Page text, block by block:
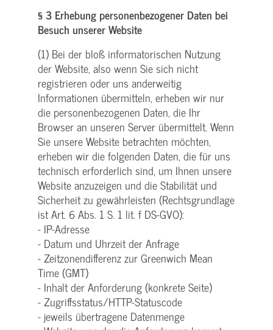
§ 3 Erhebung personenbezogener Daten bei
Besuch unserer Website
(1) Bei der bloß informatorischen Nutzung
der Website, also wenn Sie sich nicht
registrieren oder uns anderweitig
Informationen übermitteln, erheben wir nur
die personenbezogenen Daten, die Ihr
Browser an unseren Server übermittelt. Wenn
Sie unsere Website betrachten möchten,
erheben wir die folgenden Daten, die für uns
technisch erforderlich sind, um Ihnen unsere
Website anzuzeigen und die Stabilität und
Sicherheit zu gewährleisten (Rechtsgrundlage
ist Art. 6 Abs. 1 S. 1 lit. f DS-GVO):
- IP-Adresse
- Datum und Uhrzeit der Anfrage
- Zeitzonendifferenz zur Greenwich Mean
Time (GMT)
- Inhalt der Anforderung (konkrete Seite)
- Zugriffsstatus/HTTP-Statuscode
- jeweils übertragene Datenmenge